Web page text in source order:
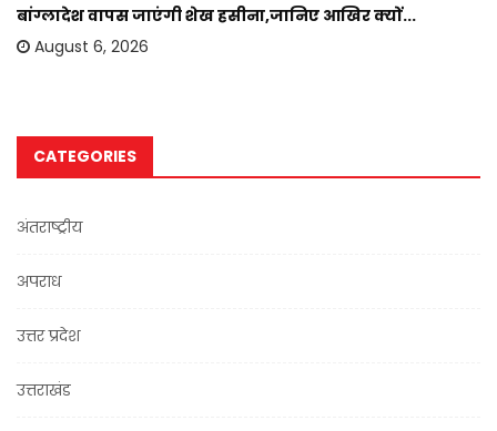
बांग्लादेश वापस जाएंगी शेख हसीना,जानिए आखिर क्यों...
August 6, 2026
CATEGORIES
अंतराष्ट्रीय
अपराध
उत्तर प्रदेश
उत्तराखंड